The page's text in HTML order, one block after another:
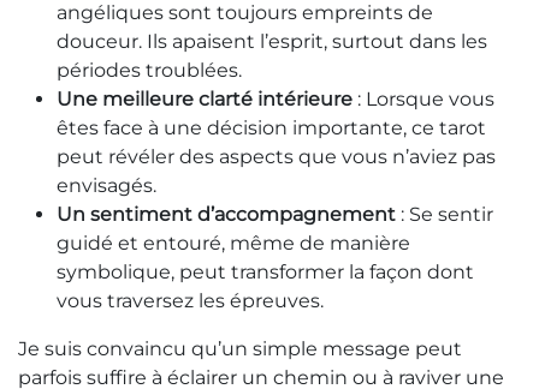
angéliques sont toujours empreints de
douceur. Ils apaisent l’esprit, surtout dans les
périodes troublées.
Une meilleure clarté intérieure : Lorsque vous
êtes face à une décision importante, ce tarot
peut révéler des aspects que vous n’aviez pas
envisagés.
Un sentiment d’accompagnement : Se sentir
guidé et entouré, même de manière
symbolique, peut transformer la façon dont
vous traversez les épreuves.
Je suis convaincu qu’un simple message peut
parfois suffire à éclairer un chemin ou à raviver une